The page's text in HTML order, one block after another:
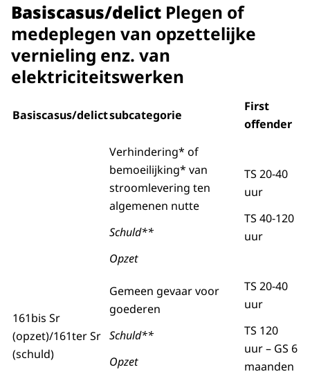
Basiscasus/delict Plegen of
medeplegen van opzettelijke
vernieling enz. van
elektriciteitswerken
Basiscasus/delictsubcategorie
First
offender
161bis Sr
(opzet)/161ter Sr
(schuld)
Verhindering* of
bemoeilijking* van
stroomlevering ten
algemenen nutte
Schuld**
Opzet
TS 20-40
uur
TS 40-120
uur
Gemeen gevaar voor
goederen
Schuld**
Opzet
TS 20-40
uur
TS 120
uur – GS 6
maanden